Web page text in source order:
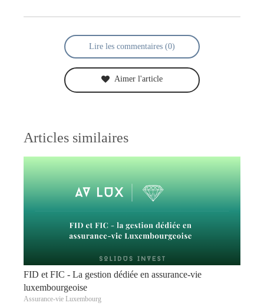
Lire les commentaires (0)
Aimer l'article
Articles similaires
FID et FIC - La gestion dédiée en assurance-vie
luxembourgeoise
Assurance-vie Luxembourg